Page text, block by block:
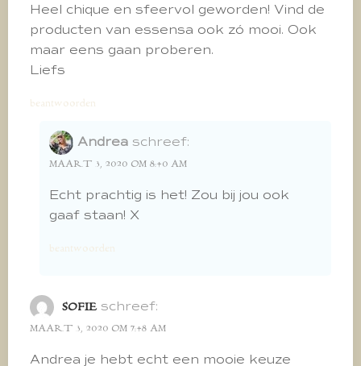
Heel chique en sfeervol geworden! Vind de
producten van essensa ook zó mooi. Ook
maar eens gaan proberen.
Liefs
beantwoorden
Andrea schreef:
MAART 3, 2020 OM 8:40 AM
Echt prachtig is het! Zou bij jou ook
gaaf staan! X
beantwoorden
SOFIE schreef:
MAART 3, 2020 OM 7:48 AM
Andrea je hebt echt een mooie keuze